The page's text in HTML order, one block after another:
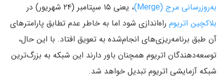
به‌روزرسانی مرج (Merge)
، یعنی ۱۵ سپتامبر (۲۴ شهریور) در
بلاکچین اتریوم راه‌اندازی شود اما به خاطر عدم تطابق پارامترهای
آن طبق برنامه‌ریزی‌های انجام‌شده به تعویق افتاد. با این حال،
توسعه‌دهندگان اتریوم همچنان باور دارند این شبکه به بزرگ‌ترین
شبکه آزمایشی اتریوم تبدیل خواهد شد.